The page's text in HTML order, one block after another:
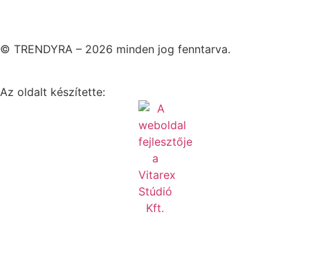
© TRENDYRA – 2026 minden jog fenntarva.
Az oldalt készítette: